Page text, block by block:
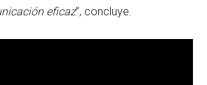
eficaz”, concluye.